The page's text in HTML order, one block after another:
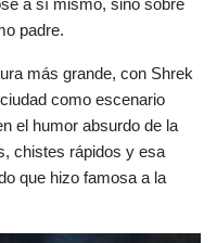
a sí mismo, sino sobre
padre.
más grande, con Shrek
como escenario
el humor absurdo de la
chistes rápidos y esa
que hizo famosa a la